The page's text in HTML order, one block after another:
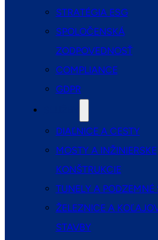
STRATÉGIA ESG
SPOLOČENSKÁ
ZODPOVEDNOSŤ
COMPLIANCE
GDPR
DIAĽNICE A CESTY
MOSTY A INŽINIERSKE
KONŠTRUKCIE
TUNELY A PODZEMNÉ
ŽELEZNICE A
STAVBY